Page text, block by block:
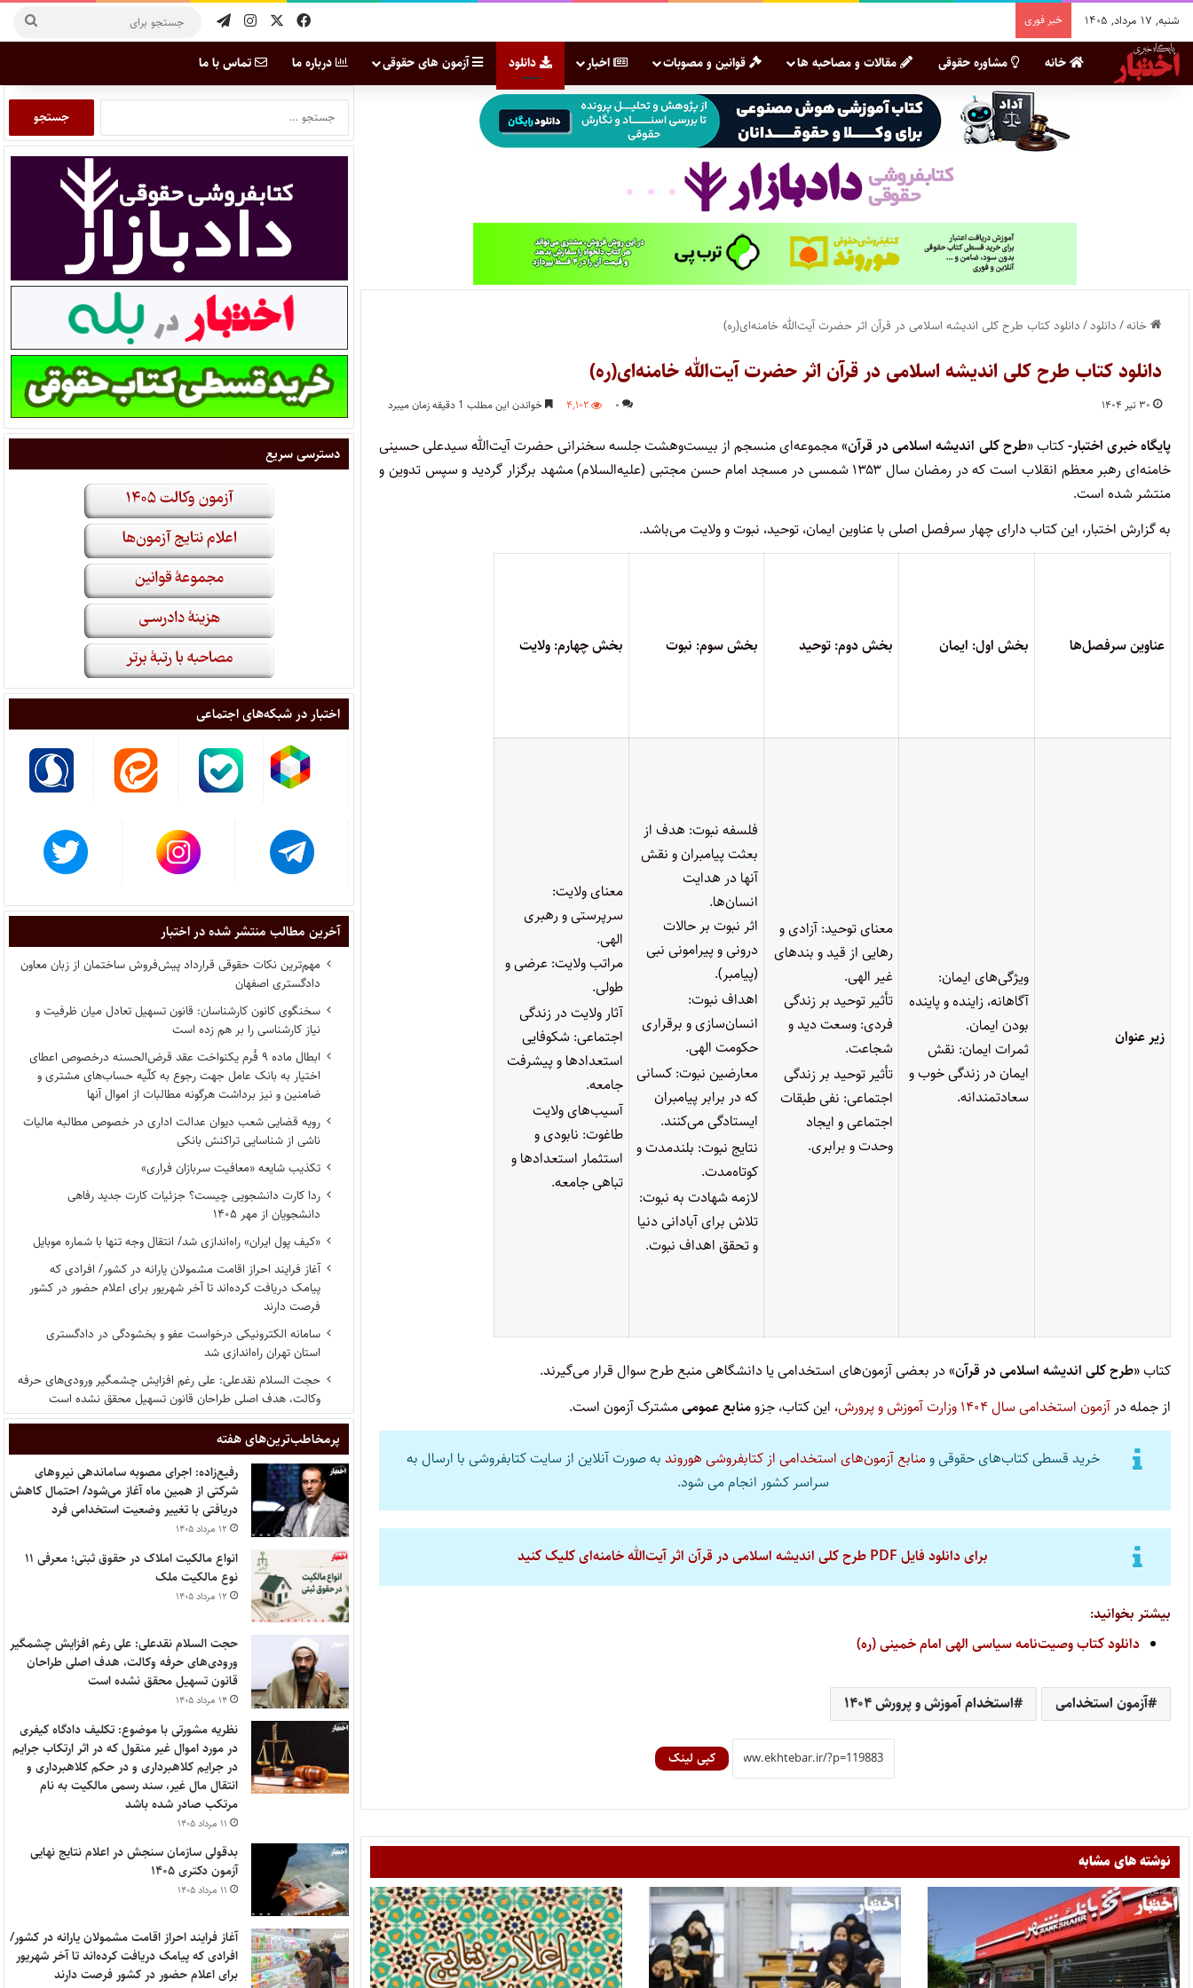
شنبه, ۱۷ مرداد, ۱۴۰۵ خبر فوری
خانه مشاوره حقوقی مقالات و مصاحبه ها قوانین و مصوبات اخبار دانلود آزمون های حقوقی درباره ما تماس با ما
خانه/دانلود/دانلود کتاب طرح کلی اندیشه اسلامی در قرآن اثر حضرت آیت‌الله خامنه‌ای(ره)
دانلود کتاب طرح کلی اندیشه اسلامی در قرآن اثر حضرت آیت‌الله خامنه‌ای(ره)
۳۰ تیر ۱۴۰۴ ۰ ۴,۱۰۲ خواندن این مطلب 1 دقیقه زمان میبرد
پایگاه خبری اختبار-کتاب«طرح کلی اندیشه اسلامی در قرآن»مجموعه‌ای منسجم از بیست‌و‌هشت جلسه سخنرانی حضرت آیت‌الله سیدعلی حسینی
خامنه‌ای رهبر معظم انقلاب است که در رمضان سال ۱۳۵۳ شمسی در مسجد امام حسن مجتبی (علیه‌السلام) مشهد برگزار گردید و سپس تدوین و
منتشر شده است.
به گزارش اختبار، این کتاب دارای چهار سرفصل اصلی با عناوین ایمان، توحید، نبوت و ولایت می‌باشد.
عناوین سرفصل‌ها بخش اول: ایمان بخش دوم: توحید بخش سوم: نبوت بخش چهارم: ولایت
زیر عنوان
ویژگی‌های ایمان:
آگاهانه، زاینده و پاینده
بودن ایمان.
ثمرات ایمان: نقش
ایمان در زندگی خوب و
سعادتمندانه.
معنای توحید: آزادی و
رهایی از قید و بندهای
غیر الهی.
تأثیر توحید بر زندگی
فردی: وسعت دید و
شجاعت.
تأثیر توحید بر زندگی
اجتماعی: نفی طبقات
اجتماعی و ایجاد
وحدت و برابری.
فلسفه نبوت: هدف از
بعثت پیامبران و نقش
آنها در هدایت
انسان‌ها.
اثر نبوت بر حالات
درونی و پیرامونی نبی
(پیامبر).
اهداف نبوت:
انسان‌سازی و برقراری
حکومت الهی.
معارضین نبوت: کسانی
که در برابر پیامبران
ایستادگی می‌کنند.
نتایج نبوت: بلندمدت و
کوتاه‌مدت.
لازمه شهادت به نبوت:
تلاش برای آبادانی دنیا
و تحقق اهداف نبوت.
معنای ولایت:
سرپرستی و رهبری
الهی.
مراتب ولایت: عرضی و
طولی.
آثار ولایت در زندگی
اجتماعی: شکوفایی
استعدادها و پیشرفت
جامعه.
آسیب‌های ولایت
طاغوت: نابودی و
استثمار استعدادها و
تباهی جامعه.
کتاب«طرح کلی اندیشه اسلامی در قرآن»در بعضی آزمون‌های استخدامی یا دانشگاهی منبع طرح سوال قرار می‌گیرند.
از جمله در آزمون استخدامی سال ۱۴۰۴ وزارت آموزش و پرورش ، این کتاب، جزومنابع عمومیمشترک آزمون است.
خرید قسطی کتاب‌های حقوقی ومنابع آزمون‌های استخدامی از کتابفروشی هوروند به صورت آنلاین از سایت کتابفروشی با ارسال به
سراسر کشور انجام می شود.
برای دانلود فایل PDF طرح کلی اندیشه اسلامی در قرآن اثر آیت‌الله خامنه‌ای کلیک کنید
بیشتر بخوانید:
دانلود کتاب وصیت‌نامه سیاسی الهی امام خمینی (ره)
آزمون استخدامی استخدام آموزش و پرورش ۱۴۰۴
کپی لینک
نوشته های مشابه
دسترسی سریع
اختبار در شبکه‌های اجتماعی
آخرین مطالب منتشر شده در اختبار
مهم‌ترین نکات حقوقی قرارداد پیش‌فروش ساختمان از زبان معاون
دادگستری اصفهان
سخنگوی کانون کارشناسان: قانون تسهیل تعادل میان ظرفیت و
نیاز کارشناسی را بر هم زده است
ابطال ماده ۹ فُرم یکنواخت عقد قرض‌الحسنه درخصوص اعطای
اختیار به بانک عامل جهت رجوع به کلّیه حساب‌های مشتری و
ضامنین و نیز برداشت هرگونه مطالبات از اموال آنها
رویه قضایی شعب دیوان عدالت اداری در خصوص مطالبه مالیات
ناشی از شناسایی تراکنش بانکی
تکذیب شایعه «معافیت سربازان فراری»
ردا کارت دانشجویی چیست؟ جزئیات کارت جدید رفاهی
دانشجویان از مهر ۱۴۰۵
«کیف پول ایران» راه‌اندازی شد/ انتقال وجه تنها با شماره موبایل
آغاز فرایند احراز اقامت مشمولان یارانه در کشور/ افرادی که
پیامک دریافت کرده‌اند تا آخر شهریور برای اعلام حضور در کشور
فرصت دارند
سامانه الکترونیکی درخواست عفو و بخشودگی در دادگستری
استان تهران راه‌اندازی شد
حجت السلام نقدعلی: علی رغم افزایش چشمگیر ورودی‌های حرفه
وکالت، هدف اصلی طراحان قانون تسهیل محقق نشده است
پر‌مخاطب‌ترین‌های هفته
رفیع‌زاده: اجرای مصوبه ساماندهی نیروهای
شرکتی از همین ماه آغاز می‌شود/ احتمال کاهش
دریافتی با تغییر وضعیت استخدامی فرد
۱۲ مرداد ۱۴۰۵
انواع مالکیت املاک در حقوق ثبتی؛ معرفی ۱۱
نوع مالکیت ملک
۱۲ مرداد ۱۴۰۵
حجت السلام نقدعلی: علی رغم افزایش چشمگیر
ورودی‌های حرفه وکالت، هدف اصلی طراحان
قانون تسهیل محقق نشده است
۱۴ مرداد ۱۴۰۵
نظریه مشورتی با موضوع: تکلیف دادگاه کیفری
در مورد اموال غیر منقول که در اثر ارتکاب جرایم
در جرایم کلاهبرداری و در حکم کلاهبرداری و
انتقال مال غیر، سند رسمی مالکیت به نام
مرتکب صادر شده باشد
۱۱ مرداد ۱۴۰۵
بدقولی سازمان سنجش در اعلام نتایج نهایی
آزمون دکتری ۱۴۰۵
۱۱ مرداد ۱۴۰۵
آغاز فرایند احراز اقامت مشمولان یارانه در کشور/
افرادی که پیامک دریافت کرده‌اند تا آخر شهریور
برای اعلام حضور در کشور فرصت دارند